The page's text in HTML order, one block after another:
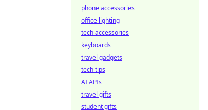
phone accessories
office lighting
tech accessories
keyboards
travel gadgets
tech tips
AI APIs
travel gifts
student gifts